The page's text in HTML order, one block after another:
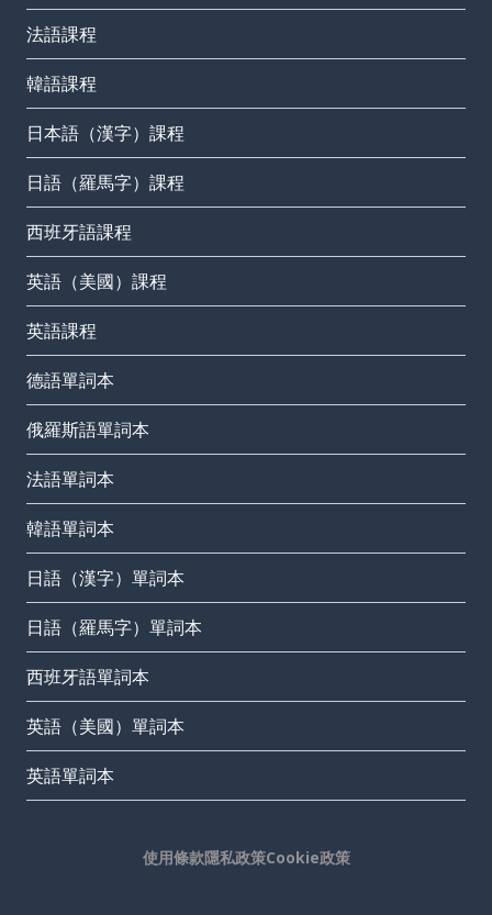
法語課程
韓語課程
日本語（漢字）課程
日語（羅馬字）課程
西班牙語課程
英語（美國）課程
英語課程
德語單詞本
俄羅斯語單詞本
法語單詞本
韓語單詞本
日語（漢字）單詞本
日語（羅馬字）單詞本
西班牙語單詞本
英語（美國）單詞本
英語單詞本
使用條款隱私政策Cookie政策